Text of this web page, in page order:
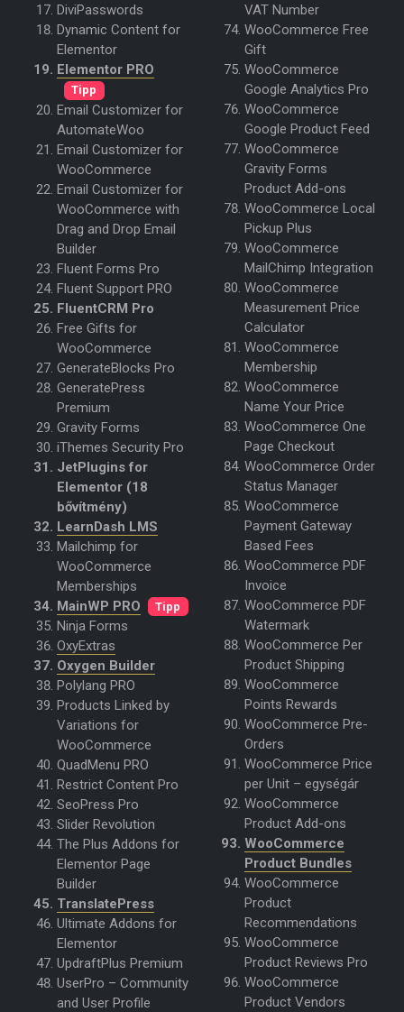
DiviPasswords
Dynamic Content for
Elementor
Elementor PRO
Tipp
Email Customizer for
AutomateWoo
Email Customizer for
WooCommerce
Email Customizer for
WooCommerce with
Drag and Drop Email
Builder
Fluent Forms Pro
Fluent Support PRO
FluentCRM Pro
Free Gifts for
WooCommerce
GenerateBlocks Pro
GeneratePress
Premium
Gravity Forms
iThemes Security Pro
JetPlugins for
Elementor (18
bővítmény)
LearnDash LMS
Mailchimp for
WooCommerce
Memberships
MainWP PRO
Tipp
Ninja Forms
OxyExtras
Oxygen Builder
Polylang PRO
Products Linked by
Variations for
WooCommerce
QuadMenu PRO
Restrict Content Pro
SeoPress Pro
Slider Revolution
The Plus Addons for
Elementor Page
Builder
TranslatePress
Ultimate Addons for
Elementor
UpdraftPlus Premium
UserPro – Community
and User Profile
VAT Number
WooCommerce Free
Gift
WooCommerce
Google Analytics Pro
WooCommerce
Google Product Feed
WooCommerce
Gravity Forms
Product Add-ons
WooCommerce Local
Pickup Plus
WooCommerce
MailChimp Integration
WooCommerce
Measurement Price
Calculator
WooCommerce
Membership
WooCommerce
Name Your Price
WooCommerce One
Page Checkout
WooCommerce Order
Status Manager
WooCommerce
Payment Gateway
Based Fees
WooCommerce PDF
Invoice
WooCommerce PDF
Watermark
WooCommerce Per
Product Shipping
WooCommerce
Points Rewards
WooCommerce Pre-
Orders
WooCommerce Price
per Unit – egységár
WooCommerce
Product Add-ons
WooCommerce
Product Bundles
WooCommerce
Product
Recommendations
WooCommerce
Product Reviews Pro
WooCommerce
Product Vendors